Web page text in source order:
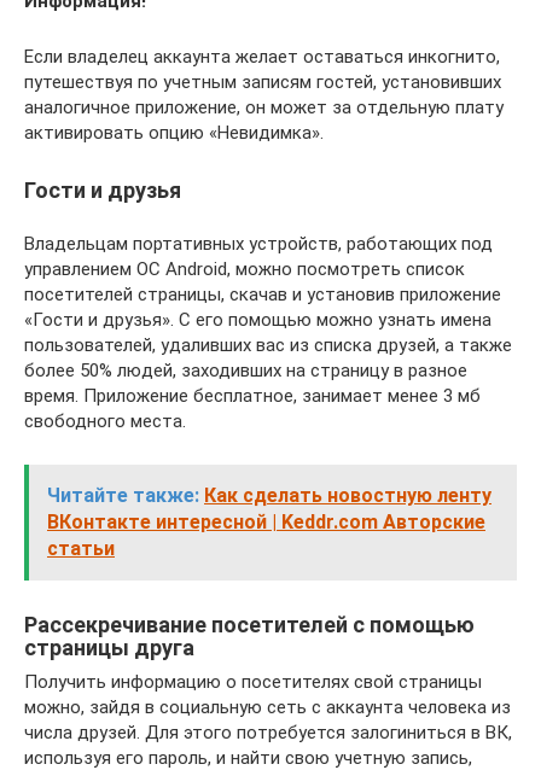
Если владелец аккаунта желает оставаться инкогнито,
путешествуя по учетным записям гостей, установивших
аналогичное приложение, он может за отдельную плату
активировать опцию «Невидимка».
Гости и друзья
Владельцам портативных устройств, работающих под
управлением ОС Android, можно посмотреть список
посетителей страницы, скачав и установив приложение
«Гости и друзья». С его помощью можно узнать имена
пользователей, удаливших вас из списка друзей, а также
более 50% людей, заходивших на страницу в разное
время. Приложение бесплатное, занимает менее 3 мб
свободного места.
Читайте также: Как сделать новостную ленту
ВКонтакте интересной | Keddr.com Авторские
статьи
Рассекречивание посетителей с помощью
страницы друга
Получить информацию о посетителях свой страницы
можно, зайдя в социальную сеть с аккаунта человека из
числа друзей. Для этого потребуется залогиниться в ВК,
используя его пароль, и найти свою учетную запись,